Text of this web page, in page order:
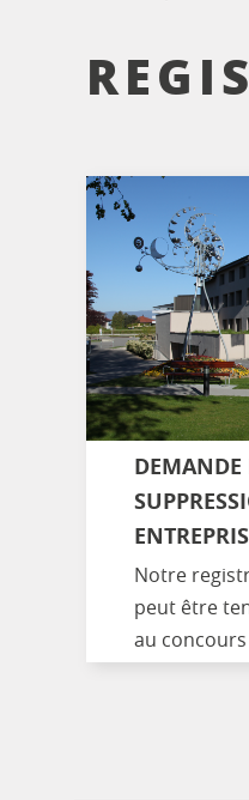
Notre
peut être
au concours